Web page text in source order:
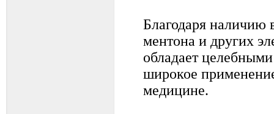
Благодаря наличию
ментона и других
обладает
широкое
медицине.